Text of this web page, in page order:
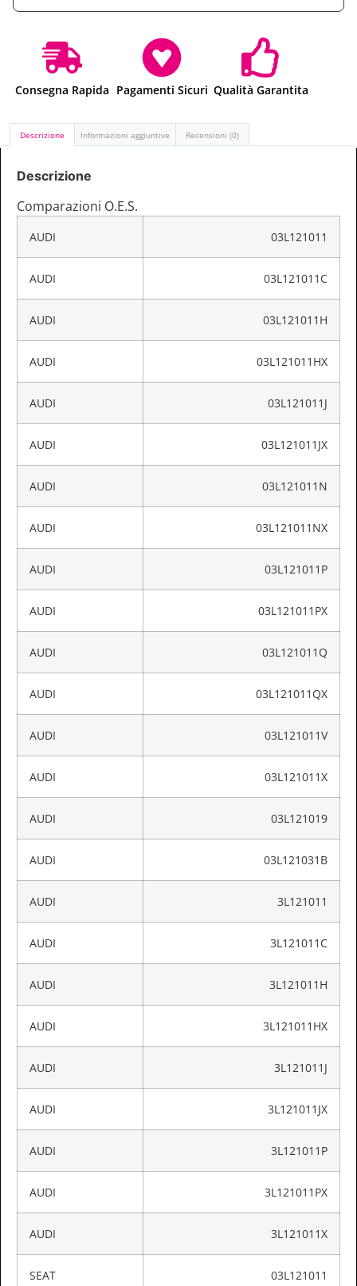
Consegna Rapida Pagamenti Sicuri Qualità Garantita
Descrizione Informazioni aggiuntive Recensioni (0)
Descrizione
Comparazioni O.E.S.
AUDI 03L121011
AUDI 03L121011C
AUDI 03L121011H
AUDI 03L121011HX
AUDI 03L121011J
AUDI 03L121011JX
AUDI 03L121011N
AUDI 03L121011NX
AUDI 03L121011P
AUDI 03L121011PX
AUDI 03L121011Q
AUDI 03L121011QX
AUDI 03L121011V
AUDI 03L121011X
AUDI 03L121019
AUDI 03L121031B
AUDI 3L121011
AUDI 3L121011C
AUDI 3L121011H
AUDI 3L121011HX
AUDI 3L121011J
AUDI 3L121011JX
AUDI 3L121011P
AUDI 3L121011PX
AUDI 3L121011X
SEAT 03L121011